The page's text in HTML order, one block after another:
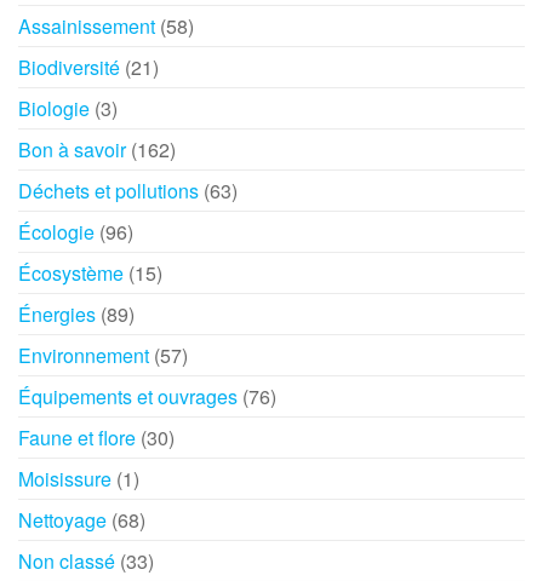
Assainissement (58)
Biodiversité (21)
Biologie (3)
Bon à savoir(162)
Déchets et pollutions (63)
Écologie (96)
Écosystème (15)
Énergies (89)
Environnement (57)
Équipements et ouvrages (76)
Faune et flore (30)
Moisissure (1)
Nettoyage (68)
Non classé (33)